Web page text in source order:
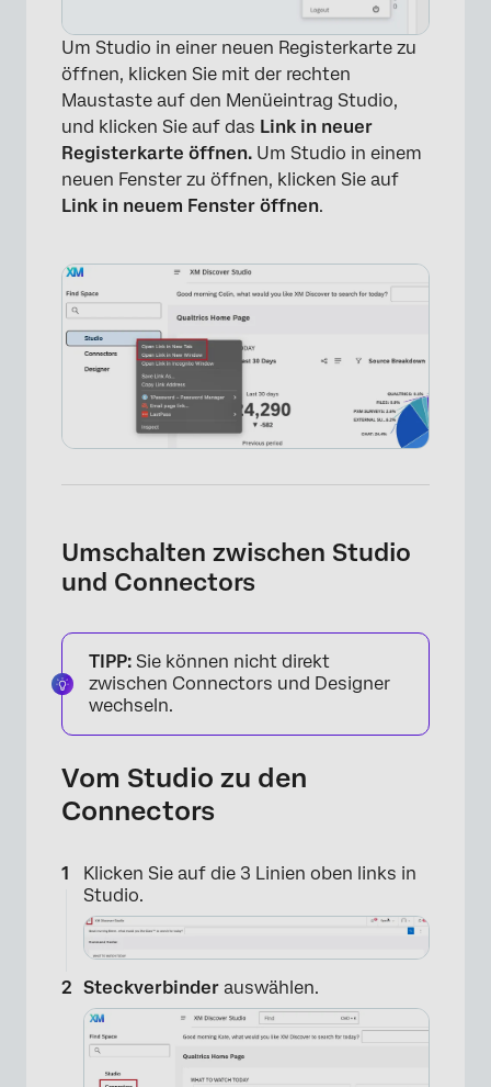
Um Studio in einer neuen Registerkarte zu
öffnen, klicken Sie mit der rechten
Maustaste auf den Menüeintrag Studio,
und klicken Sie auf das Link in neuer
Registerkarte öffnen. Um Studio in einem
neuen Fenster zu öffnen, klicken Sie auf
Link in neuem Fenster öffnen.
Umschalten zwischen Studio
und Connectors
TIPP: Sie können nicht direkt
zwischen Connectors und Designer
wechseln.
Vom Studio zu den
Connectors
Klicken Sie auf die 3 Linien oben links in
Studio.
Steckverbinder auswählen.